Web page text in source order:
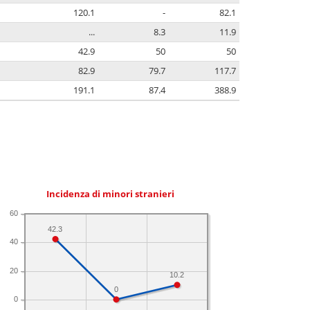
120.1 -
82.1
...
8.3
11.9
42.9
50
50
82.9
79.7
117.7
191.1
87.4 388.9
Incidenza di minori stranieri
0
20
40
60
10.2
0
42.3